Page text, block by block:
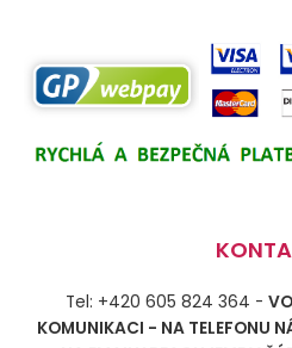
Tel: +420 605 824 364 -
KOMUNIKACI - NA TELEFONU